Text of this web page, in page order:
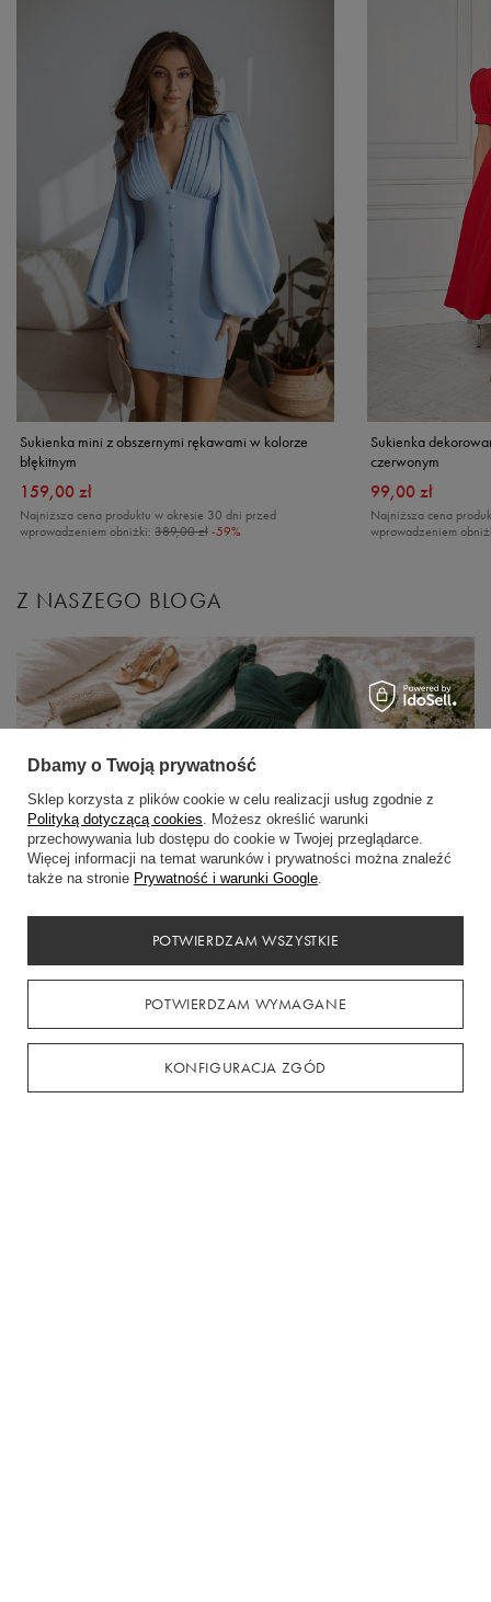
Sukienka mini z obszernymi rękawami w kolorze
błękitnym
159,00 zł
Najniższa cena produktu w okresie 30 dni przed
wprowadzeniem obniżki: 389,00 zł -59%
Sukienka
czerwonym
99,00 zł
Najniższa cena
wprowadzeniem
Z NASZEGO BLOGA
Czy sukienki z gorsetem są znowu modne? Odpowiadamy!
Odkryj, czy sukienki gorsetowe są modne w 2026 roku! Sprawdź najnowsze
trendy, fasony i stylizacje na co dzień oraz wielkie wyjścia. Znajdź idealną
CZYTAJ WIĘCEJ
Dbamy o Twoją prywatność
Sklep korzysta z plików cookie w celu realizacji usług zgodnie z
Polityką dotyczącą cookies. Możesz określić warunki
przechowywania lub dostępu do cookie w Twojej przeglądarce.
Więcej informacji na temat warunków i prywatności można znaleźć
także na stronie Prywatność i warunki Google.
POTWIERDZAM WYMAGANE
KONFIGURACJA ZGÓD
POTWIERDZAM WSZYSTKIE